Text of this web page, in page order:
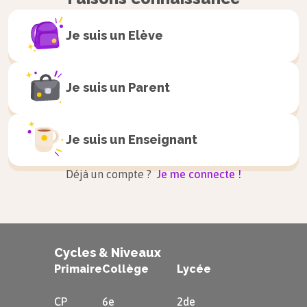
Je suis un Elève
Je suis un Parent
Je suis un Enseignant
Déjà un compte ? Je me connecte !
Cycles & Niveaux
Primaire
CP
Collège
6e
Lycée
2de